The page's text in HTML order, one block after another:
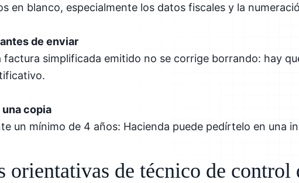
en blanco, especialmente los datos fiscales y la
de enviar
factura simplificada emitido no se corrige borrando: hay
una copia
un mínimo de 4 años: Hacienda puede pedírtelo en una
orientativas de técnico de control